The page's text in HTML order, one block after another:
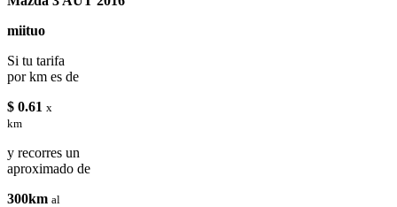
miituo
Si tu tarifa
por km es de
$ 0.61 x
km
y recorres un
aproximado de
300km al